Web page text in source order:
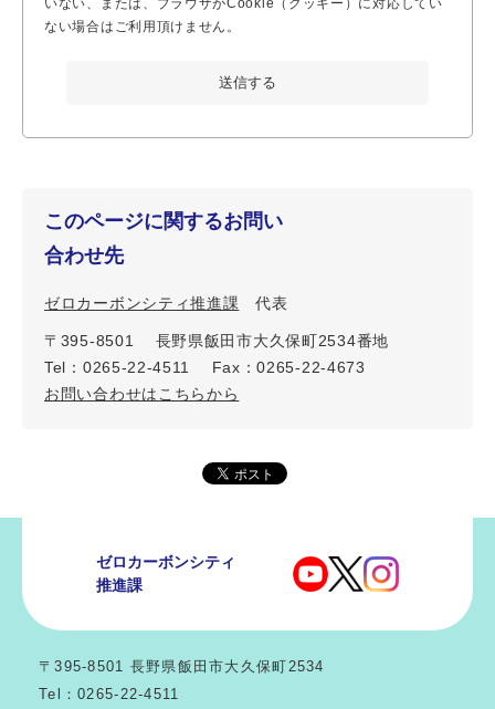
いない、または、ブラウザがCookie（クッキー）に対応してい
ない場合はご利用頂けません。
このページに関するお問い
合わせ先
ゼロカーボンシティ推進課 代表
〒395-8501 長野県飯田市大久保町2534番地
Tel：0265-22-4511 Fax：0265-22-4673
お問い合わせはこちらから
ゼロカーボンシティ
推進課
〒395-8501 長野県飯田市大久保町2534
Tel：0265-22-4511